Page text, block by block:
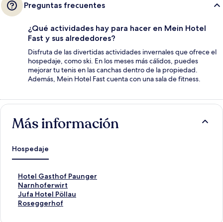
Preguntas frecuentes
¿Qué actividades hay para hacer en Mein Hotel
Fast y sus alrededores?
Disfruta de las divertidas actividades invernales que ofrece el
hospedaje, como ski. En los meses más cálidos, puedes
mejorar tu tenis en las canchas dentro de la propiedad.
Además, Mein Hotel Fast cuenta con una sala de fitness.
Más información
Hospedaje
Hotel Gasthof Paunger
E
n
l
a
Narnhoferwirt
E
n
l
Jufa Hotel Pöllau
E
n
Roseggerhof
E